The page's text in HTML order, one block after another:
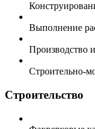
Выполнение
Производство
Строительно-
Строительство